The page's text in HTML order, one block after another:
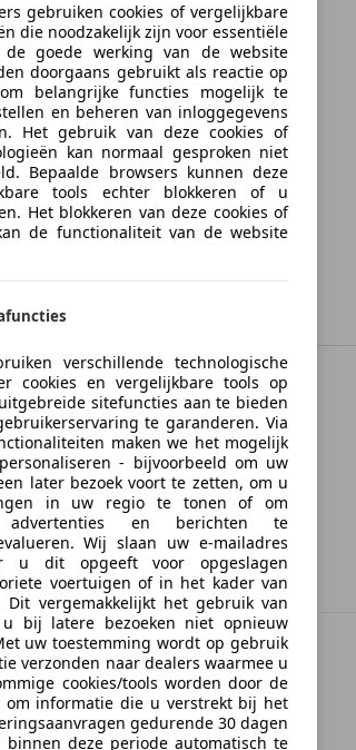
Bereken
nu
went wrong
unexpected happened.
or refresh the page.
gebruiken cookies of vergelijkbare
die noodzakelijk zijn voor essentiële
goede werking van de website
doorgaans gebruikt als reactie op
belangrijke functies mogelijk te
en beheren van inloggegevens
Het gebruik van deze cookies of
kan normaal gesproken niet
Bepaalde browsers kunnen deze
tools echter blokkeren of u
Het blokkeren van deze cookies of
de functionaliteit van de website
verschillende technologische
cookies en vergelijkbare tools op
sitefuncties aan te bieden
te garanderen. Via
maken we het mogelijk
- bijvoorbeeld om uw
later bezoek voort te zetten, om u
in uw regio te tonen of om
advertenties en berichten te
Wij slaan uw e-mailadres
u dit opgeeft voor opgeslagen
voertuigen of in het kader van
Dit vergemakkelijkt het gebruik van
bij latere bezoeken niet opnieuw
uw toestemming wordt op gebruik
verzonden naar dealers waarmee u
cookies/tools worden door de
om informatie die u verstrekt bij het
gedurende 30 dagen
deze periode automatisch te